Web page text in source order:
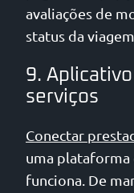
avaliações de
status da viagem.
9.
serviços
Conectar
uma
funciona. De